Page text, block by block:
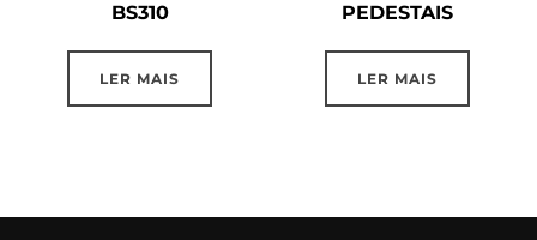
BS310
LER MAIS
PEDESTAIS
LER MAIS